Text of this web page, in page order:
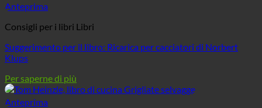
Anteprima
Consigli per i libri Libri
Suggerimento per il libro: Ricarica per cacciatori di Norbert
Klups
Per saperne di più
Anteprima